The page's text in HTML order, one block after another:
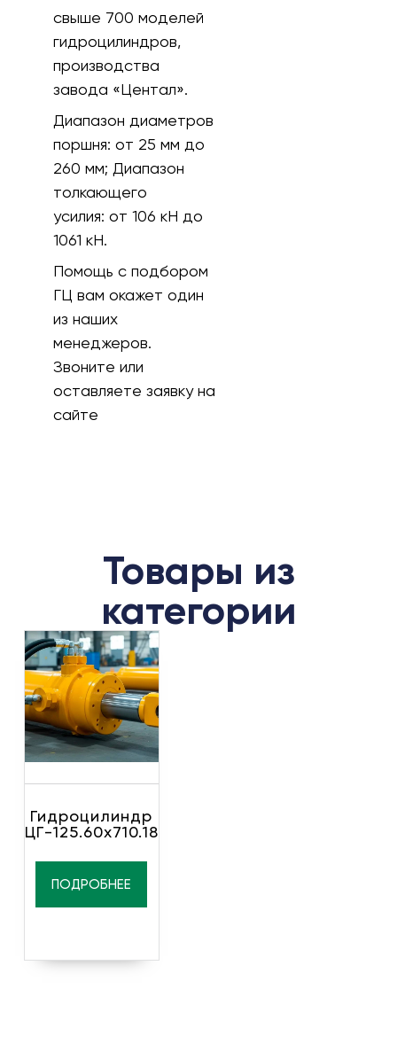
свыше 700 моделей
гидроцилиндров,
производства
завода «Центал».
Диапазон диаметров
поршня:от 25 мм до
260 мм; Диапазон
толкающего
усилия:от 106 кH до
1061 кН.
Помощь с подбором
ГЦ вам окажет один
из наших
менеджеров.
Звоните или
оставляете заявку на
сайте
Товары из
категории
Гидроцилиндр
ЦГ-125.60х710.18
ПОДРОБНЕЕ